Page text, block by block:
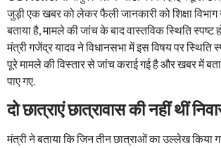
जुड़ी एक खबर को लेकर फैली जानकारी को शिक्षा
बताया है, मामले की जांच के बाद वास्तविक स्थिति स्पष्ट
मंत्री गजेंद्र यादव ने विधानसभा में इस विषय पर स्थिति
पूरे मामले की विस्तार से जांच कराई गई है और खबर में
पाए गए.
दो छात्राएं छात्रावास की नहीं थीं
मंत्री ने बताया कि जिन तीन छात्राओं का उल्लेख किया